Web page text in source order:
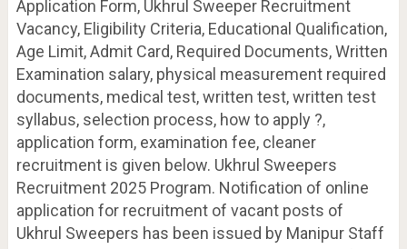
Application Form, Ukhrul Sweeper Recruitment
Vacancy, Eligibility Criteria, Educational Qualification,
Age Limit, Admit Card, Required Documents, Written
Examination salary, physical measurement required
documents, medical test, written test, written test
syllabus, selection process, how to apply ?,
application form, examination fee, cleaner
recruitment is given below. Ukhrul Sweepers
Recruitment 2025 Program. Notification of online
application for recruitment of vacant posts of
Ukhrul Sweepers has been issued by Manipur Staff